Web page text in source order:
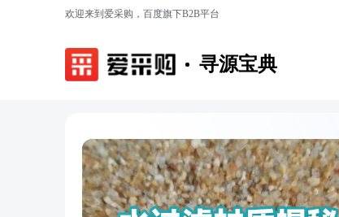
欢迎来到爱采购，百度旗下B2B平台
寻源宝典